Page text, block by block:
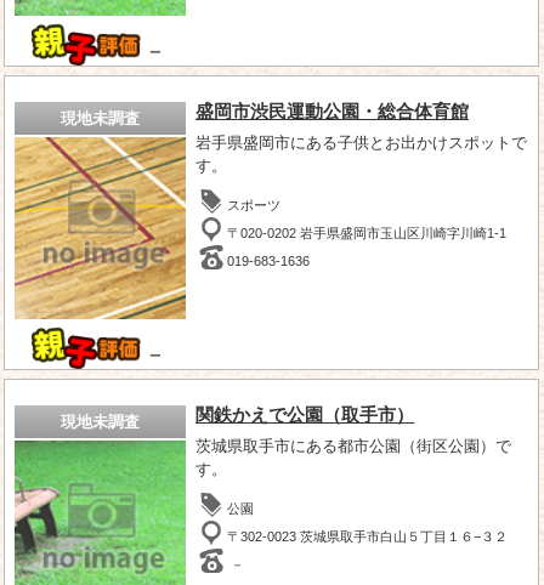
－
現地未調査
－
盛岡市渋民運動公園・総合体育館
岩手県盛岡市にある子供とお出かけスポットで
す。
スポーツ
〒020-0202 岩手県盛岡市玉山区川崎字川崎1-1
019-683-1636
現地未調査 関鉄かえで公園（取手市）
茨城県取手市にある都市公園（街区公園）で
す。
公園
〒302-0023 茨城県取手市白山５丁目１６−３２
－